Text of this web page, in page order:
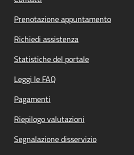
Prenotazione appuntamento
Richiedi assistenza
Statistiche del portale
Leggi le FAQ
Pagamenti
Riepilogo valutazioni
Segnalazione disservizio